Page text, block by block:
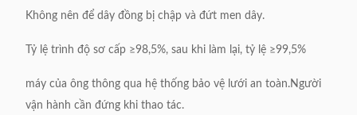
Không nên để dây đồng bị chập và đứt men dây.
Tỷ lệ trình độ sơ cấp ≥98,5%, sau khi làm lại, tỷ lệ ≥99,5%
máy của ông thông qua hệ thống bảo vệ lưới an toàn.Người
vận hành cần đứng khi thao tác.